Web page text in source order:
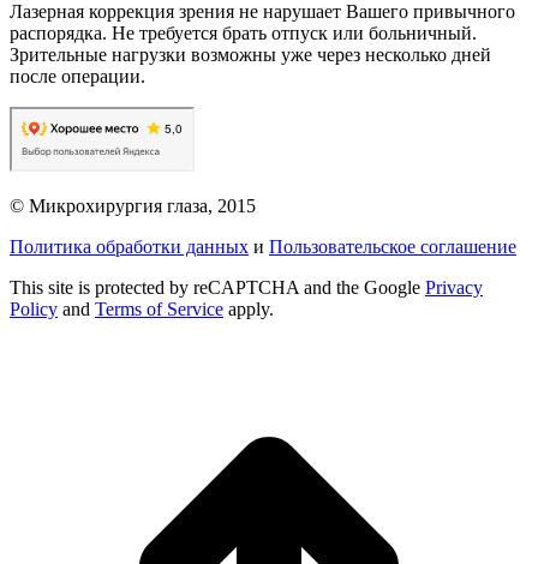
Лазерная коррекция зрения не нарушает Вашего привычного
распорядка. Не требуется брать отпуск или больничный.
Зрительные нагрузки возможны уже через несколько дней
после операции.
© Микрохирургия глаза, 2015
Политика обработки данных и Пользовательское соглашение
This site is protected by reCAPTCHA and the Google Privacy
Policy and Terms of Service apply.